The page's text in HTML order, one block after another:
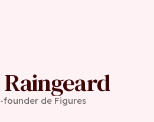
founder de Figures